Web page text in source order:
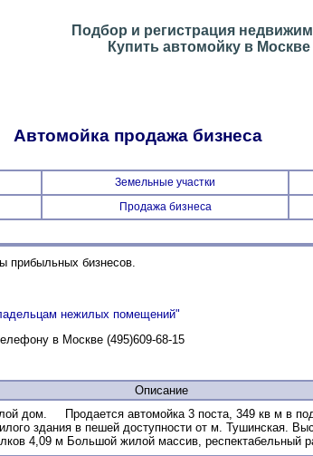
Подбор и регистрация
Купить автомойку в Москве
Автомойка продажа бизнеса
Земельные участки
Продажа бизнеса
прибыльных бизнесов.
нежилых помещений"
в Москве (495)609-68-15
Описание
дом. Продается автомойка 3 поста, 349 кв м в
здания в пешей доступности от м. Тушинская.
4,09 м Большой жилой массив, респектабельный